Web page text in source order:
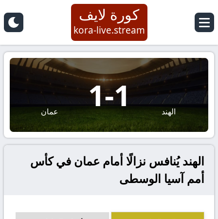
كورة لايف
kora-live.stream
الهند 1
-
1 عمان
الهند يُنافس نزالًا أمام عمان في كأس
أمم آسيا الوسطى